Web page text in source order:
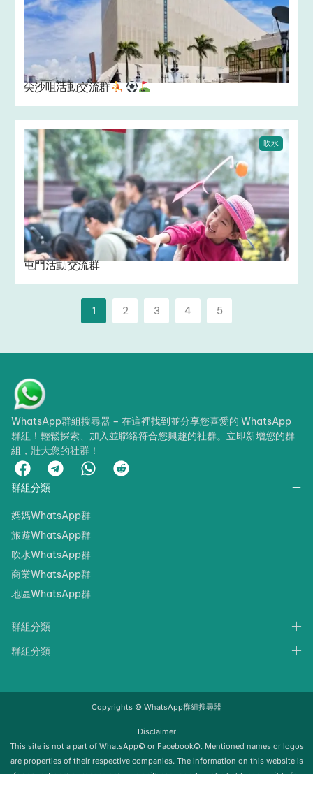
尖沙咀活動交流群
吹水
屯門活動交流群
1 2 3 4 5
WhatsApp群組搜尋器 – 在這裡找到並分享您喜愛的 WhatsApp
群組！輕鬆探索、加入並聯絡符合您興趣的社群。立即新增您的群
組，壯大您的社群！
群組分類
媽媽WhatsApp群
旅遊WhatsApp群
吹水WhatsApp群
商業WhatsApp群
地區WhatsApp群
群組分類
群組分類
Copyrights © WhatsApp群組搜尋器
Disclaimer
‍‍This site is not a part of WhatsApp© or Facebook©. Mentioned names or logos
are properties of their respective companies. The information on this website is
for educational purposes only; we neither support nor be held responsible for